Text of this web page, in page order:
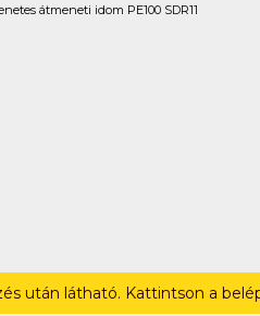
átmeneti idom PE100 SDR11
után látható. Kattintson a